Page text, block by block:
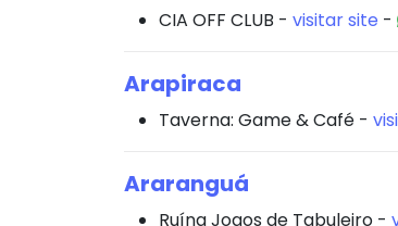
CIA OFF CLUB - visitar site -
Arapiraca
Taverna: Game & Café -
Araranguá
Ruína Jogos de Tabuleiro -